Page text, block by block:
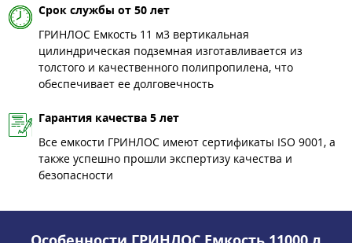
Срок службы от 50 лет
ГРИНЛОС Емкость 11 м3 вертикальная
цилиндрическая подземная изготавливается из
толстого и качественного полипропилена, что
обеспечивает ее долговечность
Гарантия качества 5 лет
Все емкости ГРИНЛОС имеют сертификаты ISO 9001, а
также успешно прошли экспертизу качества и
безопасности